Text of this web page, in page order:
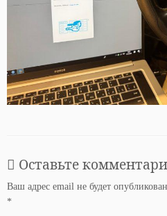
Оставьте
Ваш адрес email не будет опубликован.
*